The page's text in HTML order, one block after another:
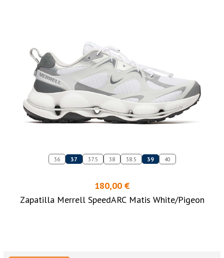
36 37 37.5 38 38.5 39 40
180,00 €
Zapatilla Merrell SpeedARC Matis White/Pigeon